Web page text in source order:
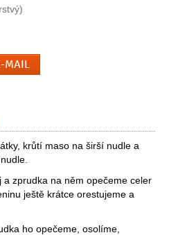
MAIL
krůtí maso na širší nudle a
zprudka na něm opečeme celer
ještě krátce orestujeme a
ho opečeme, osolíme,